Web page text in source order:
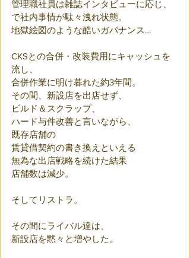
管理職社員は雑誌インタビューに応じ、
で社内事情が駄々洩れ状態。
地獄絵図のような酷いガバナンス…
CKSとの合併・改装費用にキャッシュを
流し、
合併作業に明け暮れた約3年間。
その間、新設店を出店せず、
ビルド＆スクラップ、
ハード与件改善と言いながら、
既存店舗の
賃貸借契約の書き換えといえる
無為な出店戦略を続けた結果
店舗数は減少。
そしてリストラ。
その間にライバル達は、
新設店を黙々と増やした。